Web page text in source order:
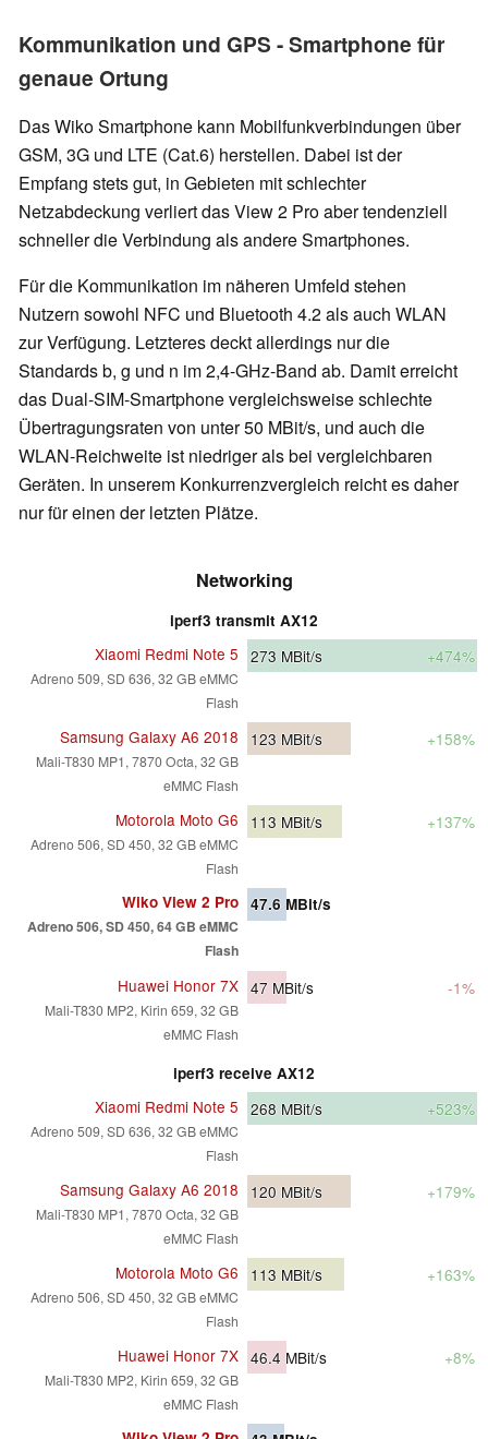
Kommunikation und GPS - Smartphone für
genaue Ortung
Das Wiko Smartphone kann Mobilfunkverbindungen über
GSM, 3G und LTE (Cat.6) herstellen. Dabei ist der
Empfang stets gut, in Gebieten mit schlechter
Netzabdeckung verliert das View 2 Pro aber tendenziell
schneller die Verbindung als andere Smartphones.
Für die Kommunikation im näheren Umfeld stehen
Nutzern sowohl NFC und Bluetooth 4.2 als auch WLAN
zur Verfügung. Letzteres deckt allerdings nur die
Standards b, g und n im 2,4-GHz-Band ab. Damit erreicht
das Dual-SIM-Smartphone vergleichsweise schlechte
Übertragungsraten von unter 50 MBit/s, und auch die
WLAN-Reichweite ist niedriger als bei vergleichbaren
Geräten. In unserem Konkurrenzvergleich reicht es daher
nur für einen der letzten Plätze.
Networking
iperf3 transmit AX12
Xiaomi Redmi Note 5
Adreno 509, SD 636, 32 GB eMMC
Flash
273 MBit/s +474%
Samsung Galaxy A6 2018
Mali-T830 MP1, 7870 Octa, 32 GB
eMMC Flash
123 MBit/s +158%
Motorola Moto G6
Adreno 506, SD 450, 32 GB eMMC
Flash
113 MBit/s +137%
Wiko View 2 Pro
Adreno 506, SD 450, 64 GB eMMC
Flash
47.6 MBit/s
Huawei Honor 7X
Mali-T830 MP2, Kirin 659, 32 GB
eMMC Flash
47 MBit/s -1%
iperf3 receive AX12
Xiaomi Redmi Note 5
Adreno 509, SD 636, 32 GB eMMC
Flash
268 MBit/s +523%
Samsung Galaxy A6 2018
Mali-T830 MP1, 7870 Octa, 32 GB
eMMC Flash
120 MBit/s +179%
Motorola Moto G6
Adreno 506, SD 450, 32 GB eMMC
Flash
113 MBit/s +163%
Huawei Honor 7X
Mali-T830 MP2, Kirin 659, 32 GB
eMMC Flash
46.4 MBit/s +8%